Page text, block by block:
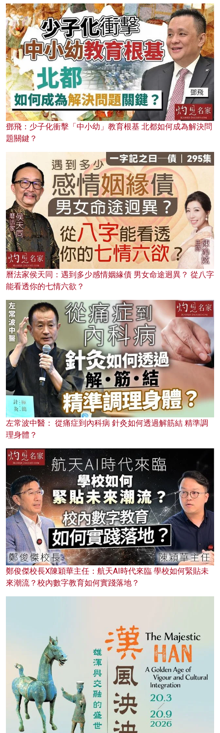
鄧飛：少子化衝擊「中小幼」教育根基 北都如何成為解決問
題關鍵？
曆法家侯天同：遇到多少感情姻緣債 男女命途迥異？ 從八字
能看透你的七情六欲？
左常波中醫： 從痛症到內科病 針灸如何透過解筋結 精準調
理身體？
鄭俊傑校長X陳穎華主任：航天AI時代來臨 學校如何緊貼未
來潮流？校內數字教育如何實踐落地？